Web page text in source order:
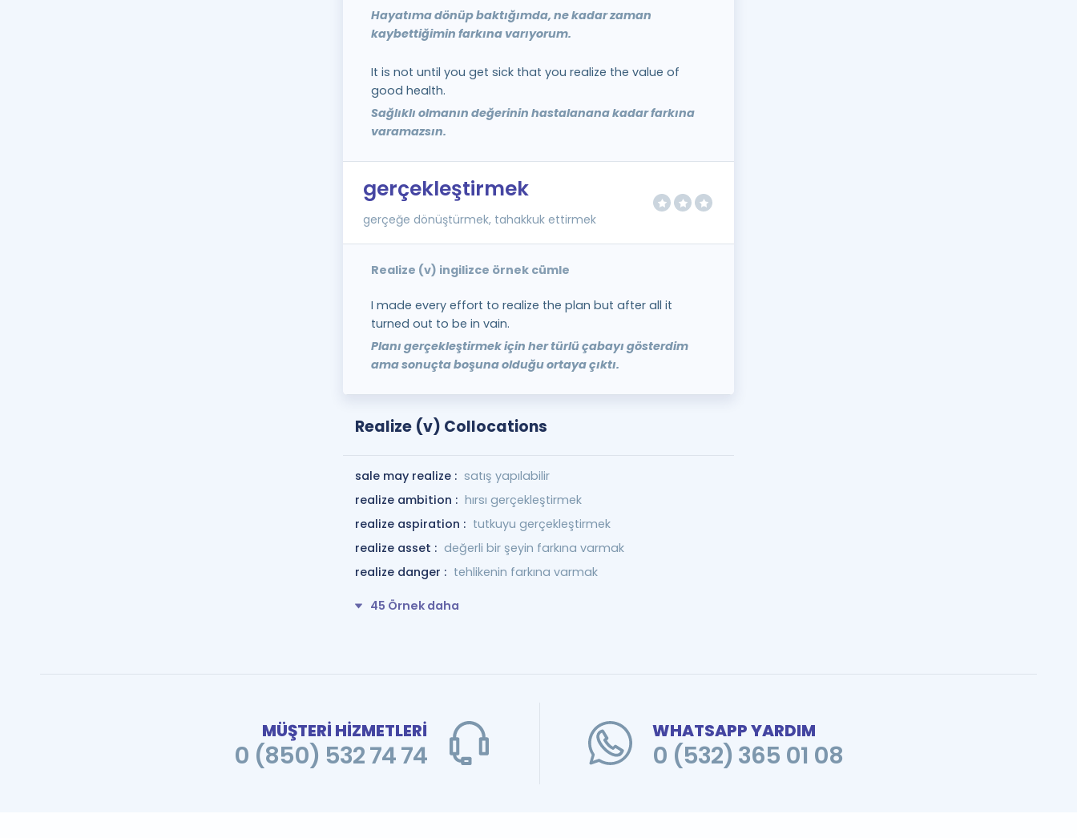
Hayatıma dönüp baktığımda, ne kadar zaman
kaybettiğimin farkına varıyorum.
It is not until you get sick that you realize the value of
good health.
Sağlıklı olmanın değerinin hastalanana kadar farkına
varamazsın.
gerçekleştirmek
gerçeğe dönüştürmek, tahakkuk ettirmek
Realize (v) ingilizce örnek cümle
I made every effort to realize the plan but after all it
turned out to be in vain.
Planı gerçekleştirmek için her türlü çabayı gösterdim
ama sonuçta boşuna olduğu ortaya çıktı.
Realize (v) Collocations
sale may realize : satış yapılabilir
realize ambition : hırsı gerçekleştirmek
realize aspiration : tutkuyu gerçekleştirmek
realize asset : değerli bir şeyin farkına varmak
realize danger : tehlikenin farkına varmak
45 Örnek daha
MÜŞTERİ HİZMETLERİ
0 (850) 532 74 74
WHATSAPP YARDIM
0 (532) 365 01 08